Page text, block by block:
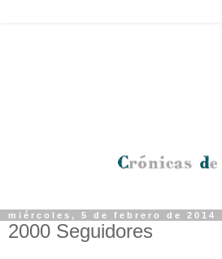
miércoles, 5 de febrero de 2014
2000 Seguidores